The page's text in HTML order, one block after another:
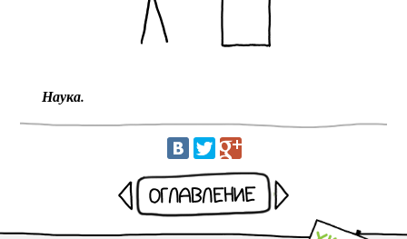
Наука.
Позже